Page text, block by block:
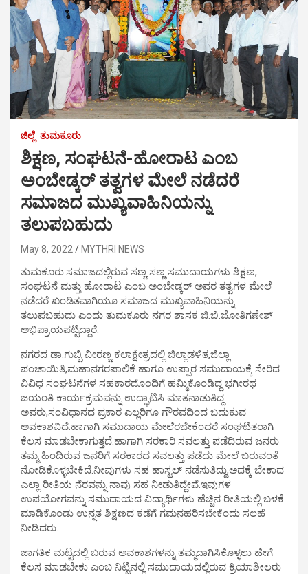
ಜಿಲ್ಲೆ ತುಮಕೂರು
ಶಿಕ್ಷಣ, ಸಂಘಟನೆ-ಹೋರಾಟ ಎಂಬ
ಅಂಬೇಡ್ಕರ್ ತತ್ವಗಳ ಮೇಲೆ ನಡೆದರೆ
ಸಮಾಜದ ಮುಖ್ಯವಾಹಿನಿಯನ್ನು
ತಲುಪಬಹುದು
May 8, 2022 MYTHRI NEWS
ತುಮಕೂರು:ಸಮಾಜದಲ್ಲಿರುವ ಸಣ್ಣ ಸಣ್ಣ ಸಮುದಾಯಗಳು ಶಿಕ್ಷಣ,
ಸಂಘಟನೆ ಮತ್ತು ಹೋರಾಟ ಎಂಬ ಅಂಬೇಡ್ಕರ್ ಅವರ ತತ್ವಗಳ ಮೇಲೆ
ನಡೆದರೆ ಖಂಡಿತವಾಗಿಯೂ ಸಮಾಜದ ಮುಖ್ಯವಾಹಿನಿಯನ್ನು
ತಲುಪಬಹುದು ಎಂದು ತುಮಕೂರು ನಗರ ಶಾಸಕ ಜಿ.ಬಿ.ಜೋತಿಗಣೇಶ್
ಅಭಿಪ್ರಾಯಪಟ್ಟಿದ್ದಾರೆ.
ನಗರದ ಡಾ.ಗುಬ್ಬಿ ವೀರಣ್ಣ ಕಲಾಕ್ಷೇತ್ರದಲ್ಲಿ ಜಿಲ್ಲಾಡಳಿತ,ಜಿಲ್ಲಾ
ಪಂಚಾಯಿತಿ,ಮಹಾನಗರಪಾಲಿಕೆ ಹಾಗೂ ಉಪ್ಪಾರ ಸಮುದಾಯಕ್ಕೆ ಸೇರಿದ
ವಿವಿಧ ಸಂಘಟನೆಗಳ ಸಹಕಾರದೊಂದಿಗೆ ಹಮ್ಮಿಕೊಂಡಿದ್ದ ಭಗೀರಥ
ಜಯಂತಿ ಕಾರ್ಯಕ್ರಮವನ್ನು ಉದ್ಘಾಟಿಸಿ ಮಾತನಾಡುತಿದ್ದ
ಅವರು,ಸಂವಿಧಾನದ ಪ್ರಕಾರ ಎಲ್ಲರಿಗೂ ಗೌರವದಿಂದ ಬದುಕುವ
ಅವಕಾಶವಿದೆ.ಹಾಗಾಗಿ ಸಮುದಾಯ ಮೇಲೆರಬೇಕೆಂದರೆ ಸಂಘಟಿತರಾಗಿ
ಕೆಲಸ ಮಾಡಬೇಕಾಗುತ್ತದೆ.ಹಾಗಾಗಿ ಸರಕಾರಿ ಸವಲತ್ತು ಪಡೆದಿರುವ ಜನರು
ತಮ್ಮ ಹಿಂದಿರುವ ಜನರಿಗೆ ಸರಕಾರದ ಸವಲತ್ತು ಪಡೆದು ಮೇಲೆ ಬರುವಂತೆ
ನೋಡಿಕೊಳ್ಳಬೇಕಿದೆ.ನೀವುಗಳು ಸಹ ಹಾಸ್ಟಲ್ ನಡೆಸುತಿದ್ದು,ಅದಕ್ಕೆ ಬೇಕಾದ
ಎಲ್ಲಾ ರೀತಿಯ ನೆರವನ್ನು ನಾವು ಸಹ ನೀಡುತಿದ್ದೇವೆ.ಇವುಗಳ
ಉಪಯೋಗವನ್ನು ಸಮುದಾಯದ ವಿದ್ಯಾರ್ಥಿಗಳು ಹೆಚ್ಚಿನ ರೀತಿಯಲ್ಲಿ ಬಳಕೆ
ಮಾಡಿಕೊಂಡು ಉನ್ನತ ಶಿಕ್ಷಣದ ಕಡೆಗೆ ಗಮನಹರಿಸಬೇಕೆಂದು ಸಲಹೆ
ನೀಡಿದರು.
ಜಾಗತಿಕ ಮಟ್ಟದಲ್ಲಿ ಬರುವ ಅವಕಾಶಗಳನ್ನು ತಮ್ಮದಾಗಿಸಿಕೊಳ್ಳಲು ಹೇಗೆ
ಕೆಲಸ ಮಾಡಬೇಕು ಎಂಬ ನಿಟ್ಟಿನಲ್ಲಿ ಸಮುದಾಯದಲ್ಲಿರುವ ಕ್ರಿಯಾಶೀಲರು